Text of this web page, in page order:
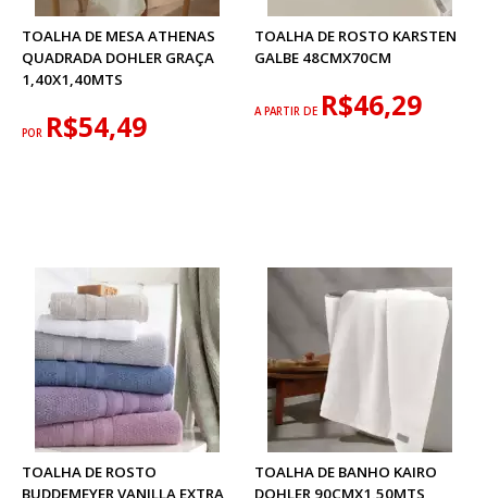
TOALHA DE MESA ATHENAS
QUADRADA DOHLER GRAÇA
1,40X1,40MTS
POR R$54,49
TOALHA DE ROSTO KARSTEN
GALBE 48CMX70CM
A PARTIR DE R$46,29
TOALHA DE ROSTO
BUDDEMEYER VANILLA EXTRA
TOALHA DE BANHO KAIRO
DOHLER 90CMX1,50MTS